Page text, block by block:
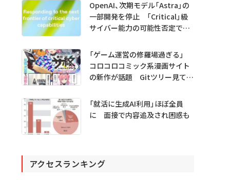
OpenAI、次期モデル「Astra」の
一部開発を停止 「Critical」級
サイバー能力の可能性否定でき
「ゲーム運営の修羅場過ぎる」
コロコロコミック系漫画サイト
の新作が話題 Gitツリー見てガ
「就活に生成AI利用」ほぼ全員
に 面接で内容追及され困惑も
アクセスランキング